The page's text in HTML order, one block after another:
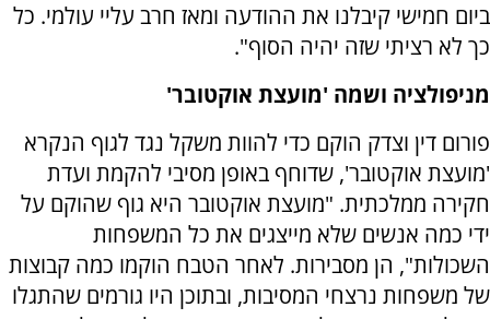
ביום חמישי קיבלנו את ההודעה ומאז חרב עליי עולמי. כל
כך לא רציתי שזה יהיה הסוף".
מניפולציה ושמה 'מועצת אוקטובר'
פורום דין וצדק הוקם כדי להוות משקל נגד לגוף הנקרא
'מועצת אוקטובר', שדוחף באופן מסיבי להקמת ועדת
חקירה ממלכתית. "מועצת אוקטובר היא גוף שהוקם על
ידי כמה אנשים שלא מייצגים את כל המשפחות
השכולות", הן מסבירות. לאחר הטבח הוקמו כמה קבוצות
של משפחות נרצחי המסיבות, ובתוכן היו גורמים שהתגלו